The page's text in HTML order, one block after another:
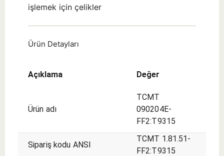
işlemek için çelikler
Ürün Detayları
Açıklama Değer
Ürün adı
TCMT
090204E-
FF2:T9315
Sipariş kodu ANSI
TCMT 1.81.51-
FF2:T9315